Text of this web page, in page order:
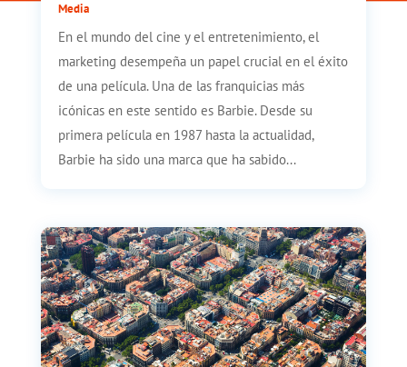
Media
En el mundo del cine y el entretenimiento, el
marketing desempeña un papel crucial en el éxito
de una película. Una de las franquicias más
icónicas en este sentido es Barbie. Desde su
primera película en 1987 hasta la actualidad,
Barbie ha sido una marca que ha sabido...